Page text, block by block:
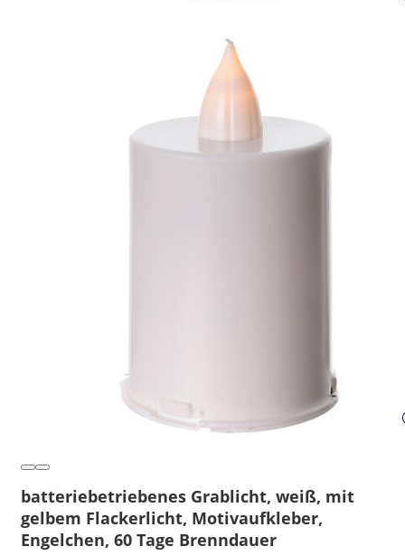
batteriebetriebenes Grablicht, weiß, mit
gelbem Flackerlicht, Motivaufkleber,
Engelchen, 60 Tage Brenndauer